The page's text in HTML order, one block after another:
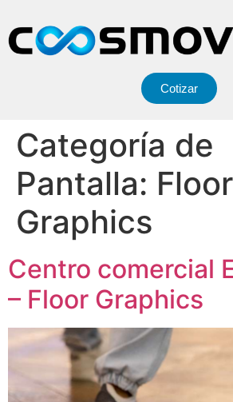
Cotizar
Categoría de
Pantalla: Floor
Graphics
Centro comercial
– Floor Graphics